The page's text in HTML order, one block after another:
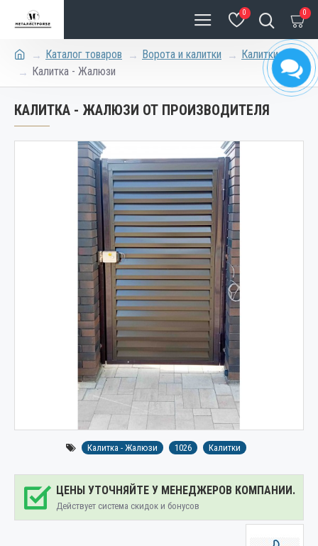
0 0
Каталог товаров Ворота и калитки
Калитки
Калитка - Жалюзи
КАЛИТКА - ЖАЛЮЗИ ОТ ПРОИЗВОДИТЕЛЯ
Калитка - Жалюзи 1026 Калитки
ЦЕНЫ УТОЧНЯЙТЕ У МЕНЕДЖЕРОВ КОМПАНИИ.
Действует система скидок и бонусов